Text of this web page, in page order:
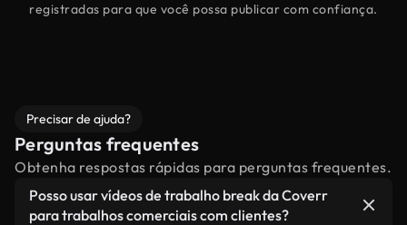
registradas para que você possa publicar com confiança.
Precisar de ajuda?
Perguntas frequentes
Obtenha respostas rápidas para perguntas frequentes.
Posso usar vídeos de trabalho break da Coverr
para trabalhos comerciais com clientes?